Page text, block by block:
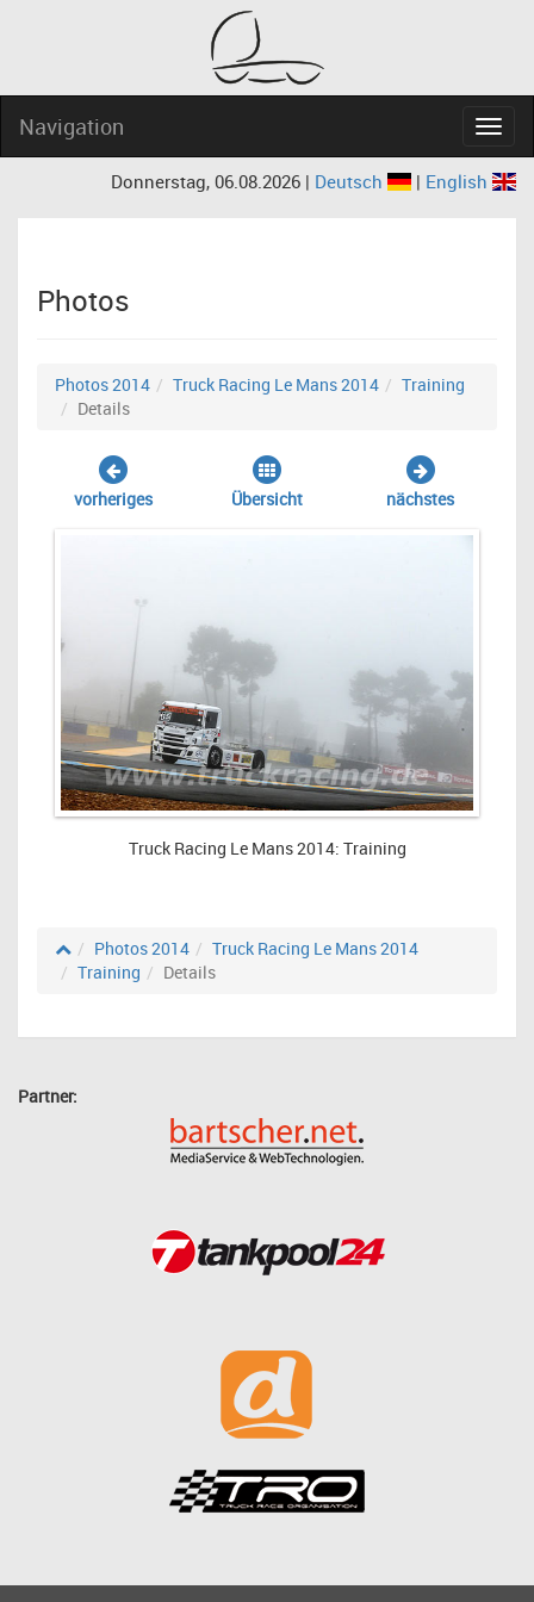
Navigation
Donnerstag, 06.08.2026 | Deutsch | English
Photos
Photos 2014 Truck Racing Le Mans 2014
Training
Details
vorheriges Übersicht nächstes
Truck Racing Le Mans 2014: Training
Photos 2014
Truck Racing Le Mans 2014
Training
Details
Partner: